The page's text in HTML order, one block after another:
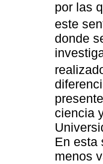
por las
este
donde
ciencia
En esta
menos